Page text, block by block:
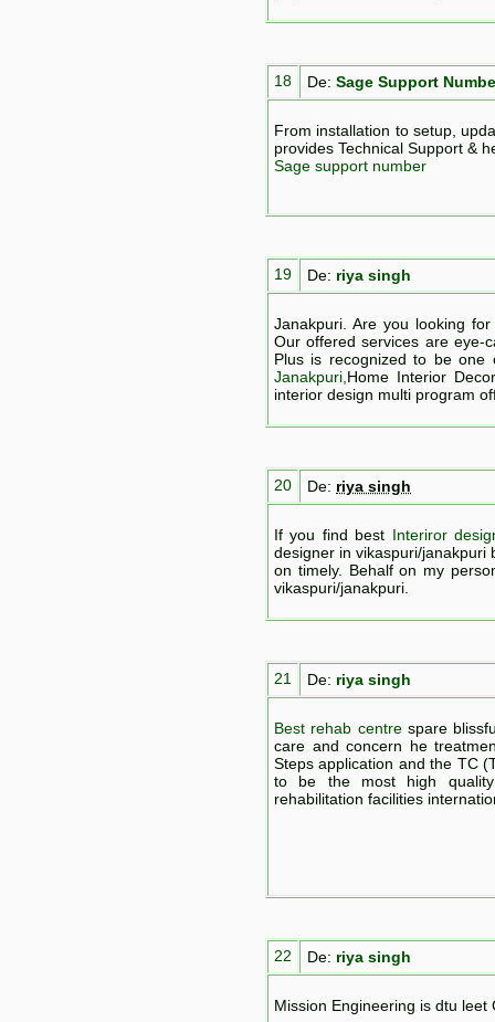
18 De: Sage Support
From installation to setup,
provides Technical Support &
Sage support number
19 De: riya singh
Janakpuri. Are you looking
Our offered services are eye-
Plus is recognized to be
Janakpuri, Home Interior
interior design multi program
20 De: riya singh
If you find best Interiror
designer in vikaspuri/janakpuri
on timely. Behalf on my
vikaspuri/janakpuri.
21 De: riya singh
Best rehab centrespare
care and concern he
Steps application and the TC
to be the most high
rehabilitation facilities
22 De: riya singh
Mission Engineering is dtu leet